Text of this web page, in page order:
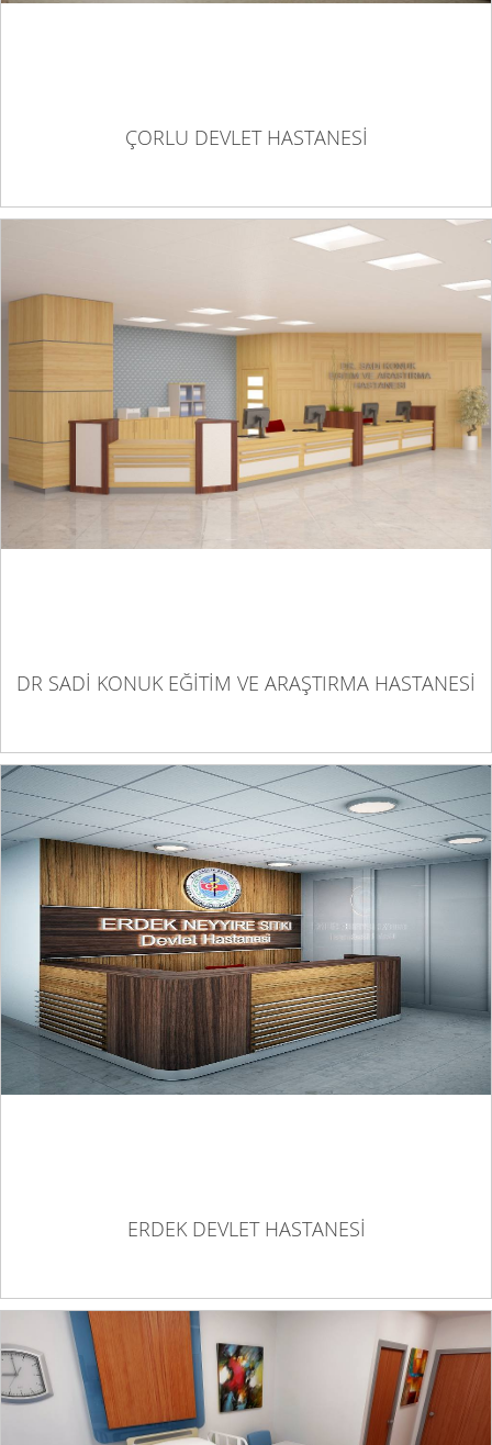
ÇORLU DEVLET HASTANESİ
DR SADİ KONUK EĞİTİM VE ARAŞTIRMA
HASTANESİ
DR SADİ KONUK EĞİTİM VE ARAŞTIRMA HASTANESİ
ERDEK DEVLET HASTANESİ
ERDEK DEVLET HASTANESİ